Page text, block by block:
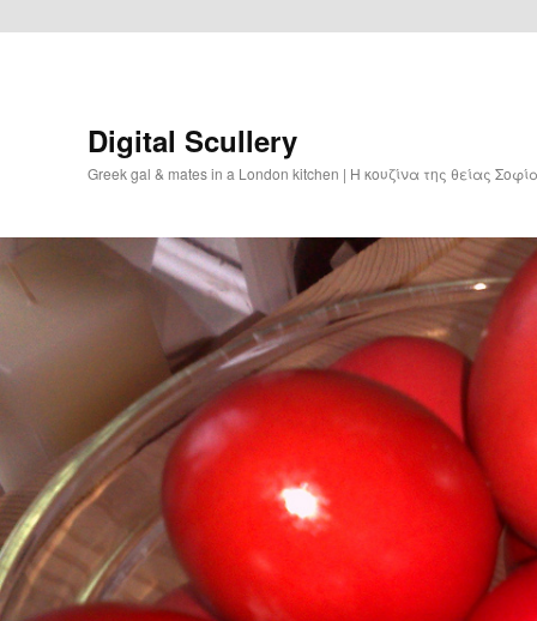
Digital Scullery
Greek gal & mates in a London kitchen | Η κουζίνα της θείας